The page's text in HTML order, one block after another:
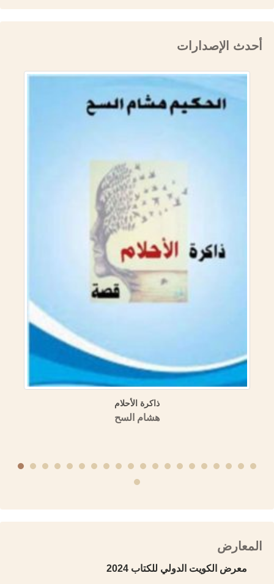
أحدث الإصدارات
ذاكرة الأحلام
هشام السح
المعارض
معرض الكويت الدولي للكتاب 2024